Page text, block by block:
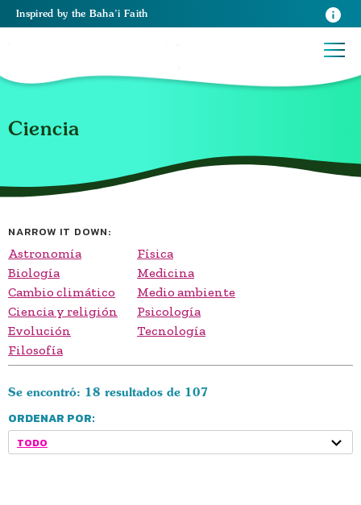
Inspired by the Baha’i Faith
Ciencia
NARROW IT DOWN:
Astronomía
Biología
Cambio climático
Ciencia y religión
Evolución
Filosofía
Física
Medicina
Medio ambiente
Psicología
Tecnología
Se encontró: 18 resultados de 107
ORDENAR POR:
TODO